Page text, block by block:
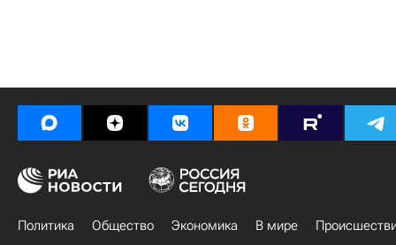
Политика Общество Экономика В мире